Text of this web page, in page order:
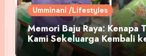
Umminani /Lifestyles
Memori Baju Raya: Kenapa
Kami Sekeluarga Kembali
Pakaian Hari-Hari?